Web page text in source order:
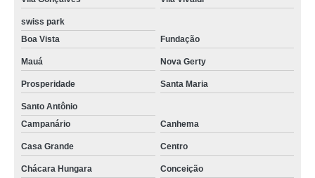
swiss park
Boa Vista
Fundação
Mauá Nova Gerty
Prosperidade Santa Maria
Santo Antônio
Campanário
Canhema
Casa Grande Centro
Chácara Hungara Conceição